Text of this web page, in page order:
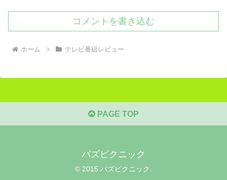
コメントを書き込む
ホーム テレビ番組レビュー
PAGE TOP
バズピクニック
© 2015 バズピクニック.